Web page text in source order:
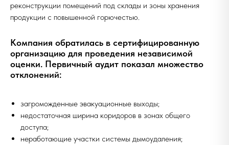
реконструкции помещений под склады и зоны хранения
продукции с повышенной горючестью.
Компания обратилась в сертифицированную
организацию для проведения независимой
оценки. Первичный аудит показал множество
отклонений:
загроможденные эвакуационные выходы;
недостаточная ширина коридоров в зонах общего
доступа;
неработающие участки системы дымоудаления;